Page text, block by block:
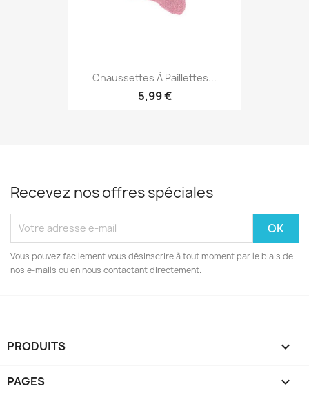
Chaussettes À Paillettes...
5,99 €
Recevez nos offres spéciales
Vous pouvez facilement vous désinscrire à tout moment par le biais de
nos e-mails ou en nous contactant directement.
PRODUITS 
PAGES 